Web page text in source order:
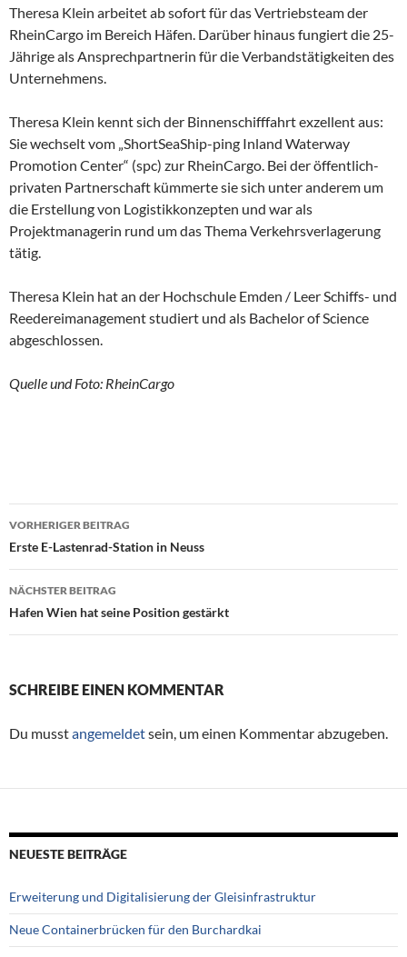
Theresa Klein arbeitet ab sofort für das Vertriebsteam der
RheinCargo im Bereich Häfen. Darüber hinaus fungiert die 25-
Jährige als Ansprechpartnerin für die Verbandstätigkeiten des
Unternehmens.
Theresa Klein kennt sich der Binnenschifffahrt exzellent aus:
Sie wechselt vom „ShortSeaShip-ping Inland Waterway
Promotion Center“ (spc) zur RheinCargo. Bei der öffentlich-
privaten Partnerschaft kümmerte sie sich unter anderem um
die Erstellung von Logistikkonzepten und war als
Projektmanagerin rund um das Thema Verkehrsverlagerung
tätig.
Theresa Klein hat an der Hochschule Emden / Leer Schiffs- und
Reedereimanagement studiert und als Bachelor of Science
abgeschlossen.
Quelle und Foto: RheinCargo
Beitragsnavigation
VORHERIGER BEITRAG
Erste E-Lastenrad-Station in Neuss
NÄCHSTER BEITRAG
Hafen Wien hat seine Position gestärkt
SCHREIBE EINEN KOMMENTAR
Du musstangemeldetsein, um einen Kommentar abzugeben.
NEUESTE BEITRÄGE
Erweiterung und Digitalisierung der Gleisinfrastruktur
Neue Containerbrücken für den Burchardkai